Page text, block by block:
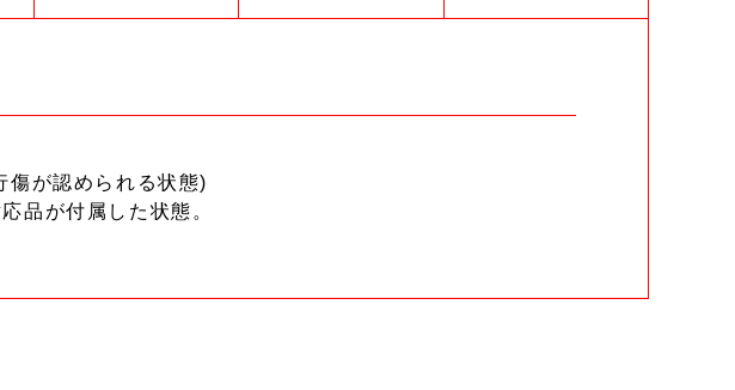
傷が認められる状態)
品が付属した状態。